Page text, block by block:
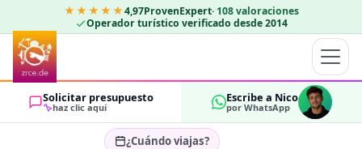
★★★★★4,97ProvenExpert· 108 valoraciones
Operador turístico verificado desde 2014
Solicitar presupuesto
haz clic aquí
Escribe a Nico
por WhatsApp
¿Cuándo viajas?